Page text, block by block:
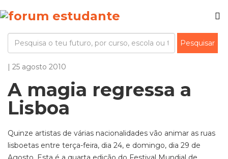
| 25 agosto 2010
A magia regressa a
Lisboa
Quinze artistas de várias nacionalidades vão animar as ruas
lisboetas entre terça-feira, dia 24, e domingo, dia 29 de